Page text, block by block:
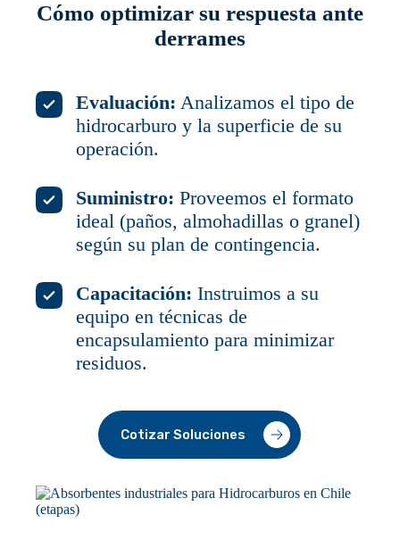
Cómo optimizar su respuesta ante
derrames
Evaluación: Analizamos el tipo de
hidrocarburo y la superficie de su
operación.
Suministro: Proveemos el formato
ideal (paños, almohadillas o granel)
según su plan de contingencia.
Capacitación: Instruimos a su
equipo en técnicas de
encapsulamiento para minimizar
residuos.
Cotizar Soluciones